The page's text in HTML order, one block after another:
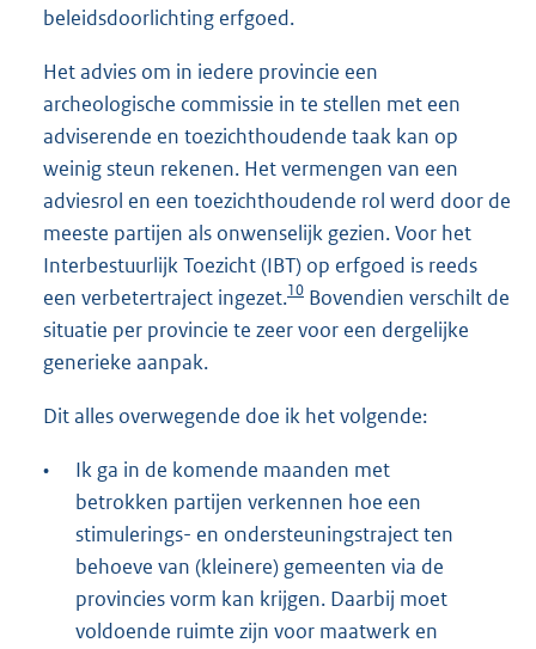
beleidsdoorlichting erfgoed.
Het advies om in iedere provincie een
archeologische commissie in te stellen met een
adviserende en toezichthoudende taak kan op
weinig steun rekenen. Het vermengen van een
adviesrol en een toezichthoudende rol werd door de
meeste partijen als onwenselijk gezien. Voor het
Interbestuurlijk Toezicht (IBT) op erfgoed is reeds
een verbetertraject ingezet.10 Bovendien verschilt de
situatie per provincie te zeer voor een dergelijke
generieke aanpak.
Dit alles overwegende doe ik het volgende:
•
Ik ga in de komende maanden met
betrokken partijen verkennen hoe een
stimulerings- en ondersteuningstraject ten
behoeve van (kleinere) gemeenten via de
provincies vorm kan krijgen. Daarbij moet
voldoende ruimte zijn voor maatwerk en